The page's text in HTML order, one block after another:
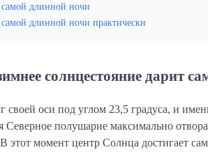
длинной ночи
длинной ночи практически
солнцестояние дарит
своей оси под углом 23,5 градуса, и
Северное полушарие максимально
В этот момент центр Солнца достигает